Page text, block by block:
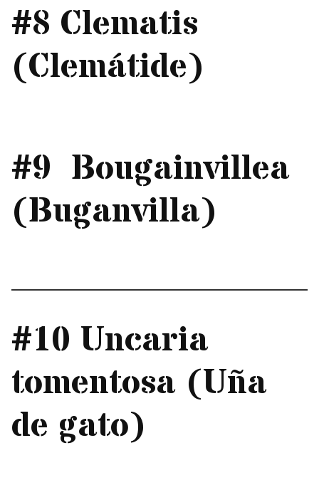
#8 Clematis
(Clemátide)
#9 Bougainvillea
(Buganvilla)
#10 Uncaria
tomentosa (Uña
de gato)